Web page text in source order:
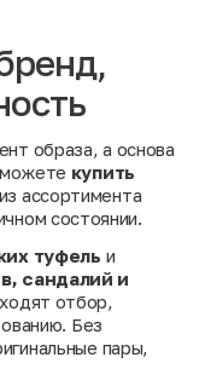
образа, а основа
купить
ассортимента
состоянии.
туфель и
сандалий и
отбор,
Без
пары,